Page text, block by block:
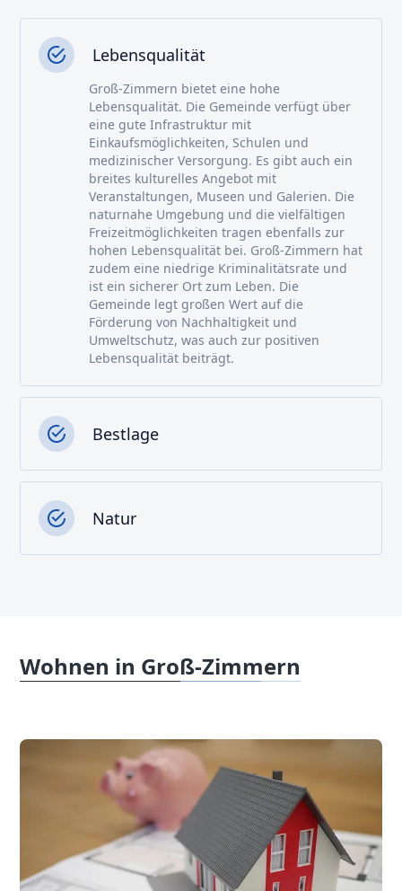
Lebensqualität
Groß-Zimmern bietet eine hohe
Lebensqualität. Die Gemeinde verfügt über
eine gute Infrastruktur mit
Einkaufsmöglichkeiten, Schulen und
medizinischer Versorgung. Es gibt auch ein
breites kulturelles Angebot mit
Veranstaltungen, Museen und Galerien. Die
naturnahe Umgebung und die vielfältigen
Freizeitmöglichkeiten tragen ebenfalls zur
hohen Lebensqualität bei. Groß-Zimmern hat
zudem eine niedrige Kriminalitätsrate und
ist ein sicherer Ort zum Leben. Die
Gemeinde legt großen Wert auf die
Förderung von Nachhaltigkeit und
Umweltschutz, was auch zur positiven
Lebensqualität beiträgt.
Bestlage
Natur
Wohnen in Groß-Zimmern